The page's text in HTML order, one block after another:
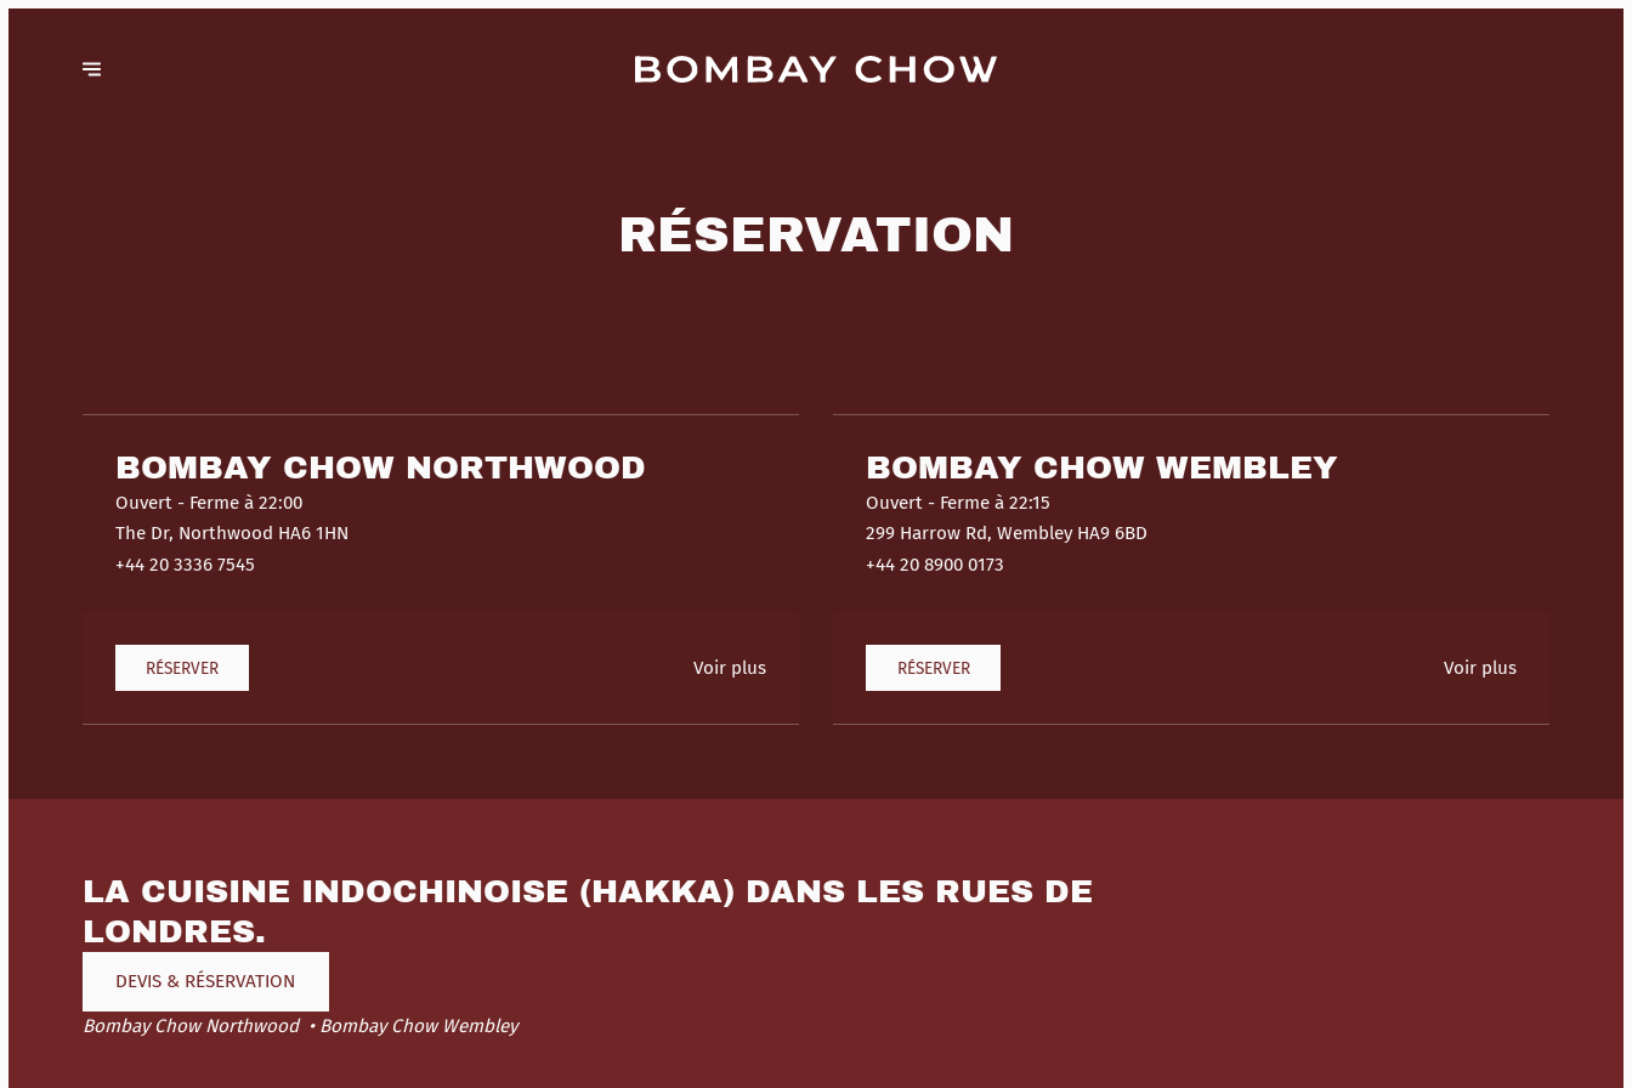
RÉSERVATION
BOMBAY CHOW NORTHWOOD
Ouvert - Ferme à 22:00
The Dr, Northwood HA6 1HN
+44 20 3336 7545
RÉSERVER Voir plus
BOMBAY CHOW WEMBLEY
Ouvert - Ferme à 22:15
299 Harrow Rd, Wembley HA9 6BD
+44 20 8900 0173
RÉSERVER Voir plus
LA CUISINE INDOCHINOISE (HAKKA) DANS LES RUES DE
LONDRES.
DEVIS & RÉSERVATION
Bombay Chow Northwood Bombay Chow Wembley